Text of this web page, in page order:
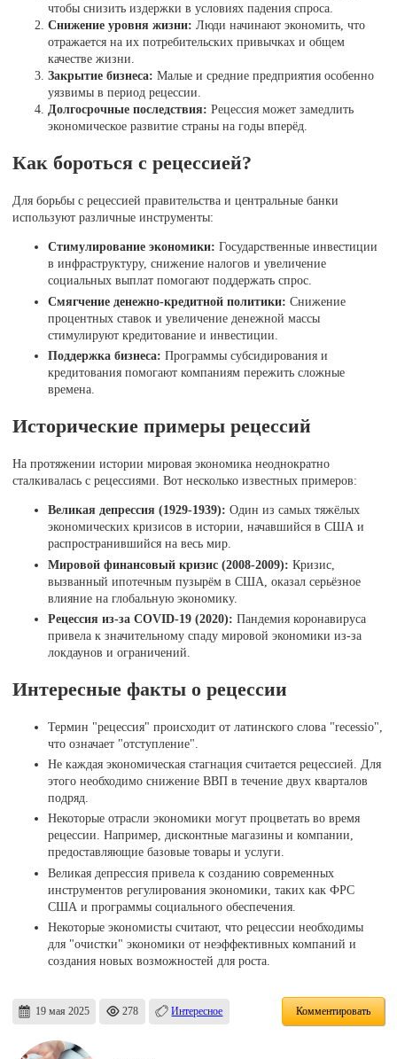
чтобы снизить издержки в условиях падения спроса.
Снижение уровня жизни: Люди начинают экономить, что
отражается на их потребительских привычках и общем
качестве жизни.
Закрытие бизнеса: Малые и средние предприятия особенно
уязвимы в период рецессии.
Долгосрочные последствия: Рецессия может замедлить
экономическое развитие страны на годы вперёд.
Как бороться с рецессией?
Для борьбы с рецессией правительства и центральные банки
используют различные инструменты:
Стимулирование экономики: Государственные инвестиции
в инфраструктуру, снижение налогов и увеличение
социальных выплат помогают поддержать спрос.
Смягчение денежно-кредитной политики: Снижение
процентных ставок и увеличение денежной массы
стимулируют кредитование и инвестиции.
Поддержка бизнеса: Программы субсидирования и
кредитования помогают компаниям пережить сложные
времена.
Исторические примеры рецессий
На протяжении истории мировая экономика неоднократно
сталкивалась с рецессиями. Вот несколько известных примеров:
Великая депрессия (1929-1939): Один из самых тяжёлых
экономических кризисов в истории, начавшийся в США и
распространившийся на весь мир.
Мировой финансовый кризис (2008-2009): Кризис,
вызванный ипотечным пузырём в США, оказал серьёзное
влияние на глобальную экономику.
Рецессия из-за COVID-19 (2020): Пандемия коронавируса
привела к значительному спаду мировой экономики из-за
локдаунов и ограничений.
Интересные факты о рецессии
Термин "рецессия" происходит от латинского слова "recessio",
что означает "отступление".
Не каждая экономическая стагнация считается рецессией. Для
этого необходимо снижение ВВП в течение двух кварталов
подряд.
Некоторые отрасли экономики могут процветать во время
рецессии. Например, дисконтные магазины и компании,
предоставляющие базовые товары и услуги.
Великая депрессия привела к созданию современных
инструментов регулирования экономики, таких как ФРС
США и программы социального обеспечения.
Некоторые экономисты считают, что рецессии необходимы
для "очистки" экономики от неэффективных компаний и
создания новых возможностей для роста.
19 мая 2025 278 Интересное Комментировать